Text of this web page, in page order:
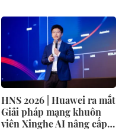
HNS 2026 | Huawei ra mắt
Giải pháp mạng khuôn
viên Xinghe AI nâng cấp